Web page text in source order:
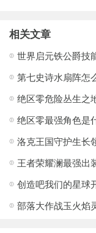
相关文章
第七史诗水扇阵怎
绝区零最强角色是